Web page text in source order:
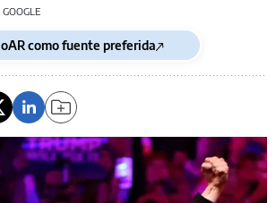
como fuente preferida